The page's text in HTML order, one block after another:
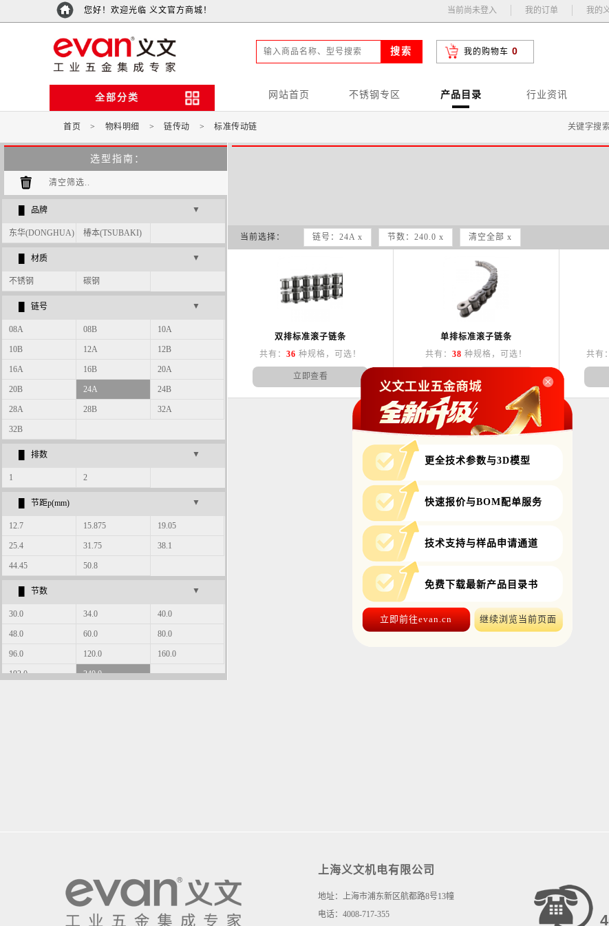
更全技术参数与3D模型
快速报价与BOM配单服务
技术支持与样品申请通道
免费下载最新产品目录书
立即前往evan.cn 继续浏览当前页面
您好！欢迎光临 义文官方商城！ 当前尚未登入 我的订单 我的
搜索 我的购物车 0
全部分类 网站首页 不锈钢专区 产品目录 行业资讯
首页 > 物料明细 > 链传动 > 标准传动链 关键字搜索
选型指南：
清空筛选..
█ 品牌 ▼
东华(DONGHUA) 椿本(TSUBAKI)
█ 材质 ▼
不锈钢 碳钢
█ 链号 ▼
08A 08B 10A
10B 12A 12B
16A 16B 20A
20B 24A 24B
28A 28B 32A
32B
█ 排数 ▼
1 2
█ 节距p(mm) ▼
12.7 15.875 19.05
25.4 31.75 38.1
44.45 50.8
█ 节数 ▼
30.0 34.0 40.0
48.0 60.0 80.0
96.0 120.0 160.0
192.0 240.0
当前选择： 链号：24A x 节数：240.0 x 清空全部 x
双排标准滚子链条
共有： 36 种规格，可选！
立即查看
单排标准滚子链条
共有： 38 种规格，可选！
共有：
上海义文机电有限公司
地址：上海市浦东新区航都路8号13幢
电话：4008-717-355